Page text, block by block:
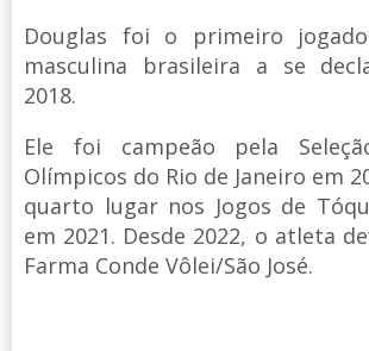
Douglas foi o primeiro
masculina brasileira a se
2018.
Ele foi campeão pela
Olímpicos do Rio de Janeiro em
quarto lugar nos Jogos de
em 2021. Desde 2022, o atleta
Farma Conde Vôlei/São José.